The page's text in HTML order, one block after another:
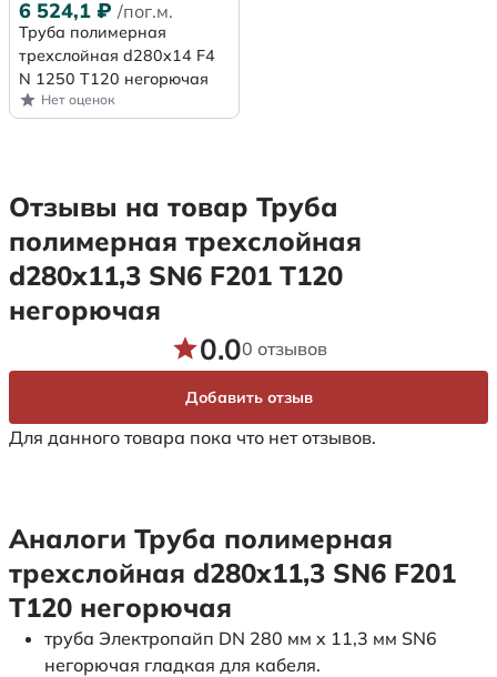
6 524,1 ₽ /пог.м.
Труба полимерная
трехслойная d280x14 F4
N 1250 Т120 негорючая
Нет оценок
Отзывы на товар Труба
полимерная трехслойная
d280х11,3 SN6 F201 Т120
негорючая
Для данного товара пока что нет отзывов.
0.00 отзывов
Добавить отзыв
Аналоги Труба полимерная
трехслойная d280х11,3 SN6 F201
Т120 негорючая
труба Электропайп DN 280 мм x 11,3 мм SN6
негорючая гладкая для кабеля.